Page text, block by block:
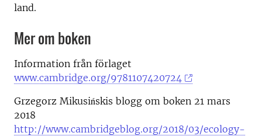
land.
Mer om boken
Information från förlaget
www.cambridge.org/9781107420724
Grzegorz Mikusińskis blogg om boken 21 mars
2018
http://www.cambridgeblog.org/2018/03/ecology-